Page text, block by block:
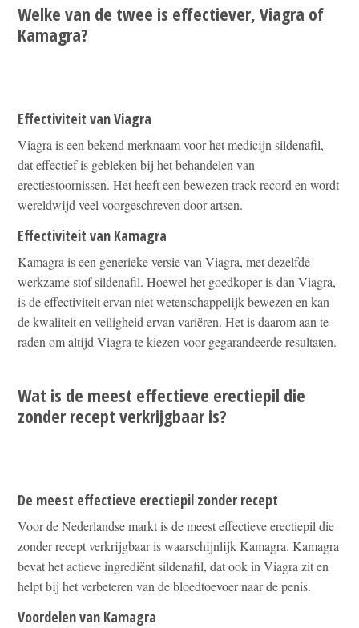
Welke van de twee is effectiever, Viagra of
Kamagra?
Effectiviteit van Viagra
Viagra is een bekend merknaam voor het medicijn sildenafil,
dat effectief is gebleken bij het behandelen van
erectiestoornissen. Het heeft een bewezen track record en wordt
wereldwijd veel voorgeschreven door artsen.
Effectiviteit van Kamagra
Kamagra is een generieke versie van Viagra, met dezelfde
werkzame stof sildenafil. Hoewel het goedkoper is dan Viagra,
is de effectiviteit ervan niet wetenschappelijk bewezen en kan
de kwaliteit en veiligheid ervan variëren. Het is daarom aan te
raden om altijd Viagra te kiezen voor gegarandeerde resultaten.
Wat is de meest effectieve erectiepil die
zonder recept verkrijgbaar is?
De meest effectieve erectiepil zonder recept
Voor de Nederlandse markt is de meest effectieve erectiepil die
zonder recept verkrijgbaar is waarschijnlijk Kamagra. Kamagra
bevat het actieve ingrediënt sildenafil, dat ook in Viagra zit en
helpt bij het verbeteren van de bloedtoevoer naar de penis.
Voordelen van Kamagra